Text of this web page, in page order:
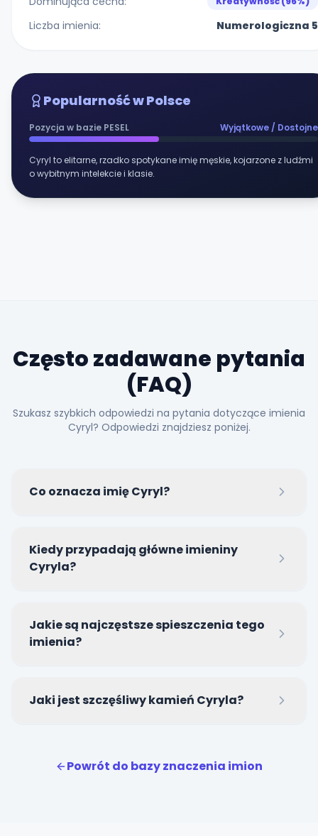
Liczba imienia: Numerologiczna 5
Popularność w Polsce
Pozycja w bazie PESEL Wyjątkowe / Dostojne
Cyryl to elitarne, rzadko spotykane imię męskie, kojarzone z ludźmi
o wybitnym intelekcie i klasie.
Często zadawane pytania
(FAQ)
Szukasz szybkich odpowiedzi na pytania dotyczące imienia
Cyryl? Odpowiedzi znajdziesz poniżej.
Co oznacza imię Cyryl?
oznacza 'pana', 'władcę' lub osobę należącą do
Boga.
Kiedy przypadają główne imieniny
Cyryla?
Cyryla w Polsce jest 18 marca.
Jakie są najczęstsze spieszczenia tego
imienia?
oraz Cyruś.
Jaki jest szczęśliwy kamień Cyryla?
akwamaryn oraz turkus.
Powrót do bazy znaczenia imion